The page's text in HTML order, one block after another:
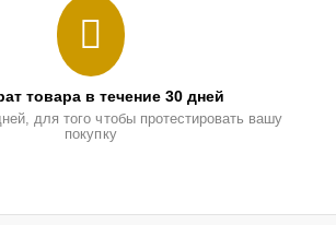
товара в течение 30 дней
для того чтобы протестировать вашу
покупку